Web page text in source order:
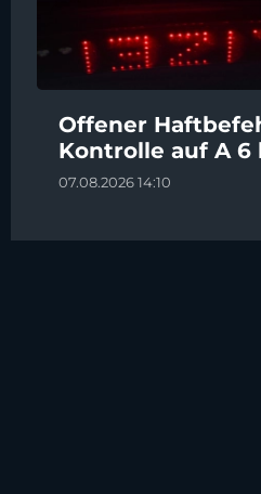
Offener
Kontrolle auf A 6
07.08.2026 14:10